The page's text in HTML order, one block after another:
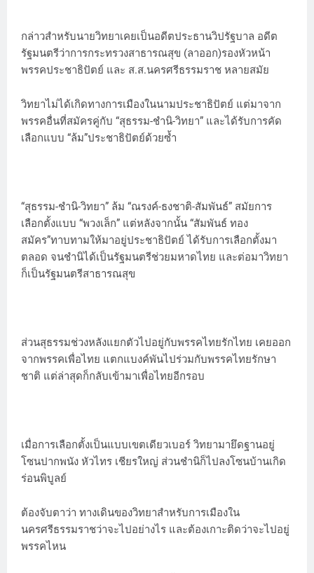
กล่าวสำหรับนายวิทยาเคยเป็นอดีตประธานวิปรัฐบาล อดีต
รัฐมนตรีว่าการกระทรวงสาธารณสุข (ลาออก)รองหัวหน้า
พรรคประชาธิปัตย์ และ ส.ส.นครศรีธรรมราช หลายสมัย
วิทยาไม่ได้เกิดทางการเมืองในนามประชาธิปัตย์ แต่มาจาก
พรรคอื่นที่สมัครคู่กับ “สุธรรม-ชำนิ-วิทยา” และได้รับการคัด
เลือกแบบ “ล้ม”ประชาธิปัตย์ด้วยซ้ำ
“สุธรรม-ชำนิ-วิทยา” ล้ม “ณรงค์-ธงชาติ-สัมพันธ์” สมัยการ
เลือกตั้งแบบ “พวงเล็ก” แต่หลังจากนั้น “สัมพันธ์ ทอง
สมัคร”ทาบทามให้มาอยู่ประชาธิปัตย์ ได้รับการเลือกตั้งมา
ตลอด จนชำนิได้เป็นรัฐมนตรีช่วยมหาดไทย และต่อมาวิทยา
ก็เป็นรัฐมนตรีสาธารณสุข
ส่วนสุธรรมช่วงหลังแยกตัวไปอยู่กับพรรคไทยรักไทย เคยออก
จากพรรคเพื่อไทย แตกแบงค์พันไปร่วมกับพรรคไทยรักษา
ชาติ แต่ล่าสุดก็กลับเข้ามาเพื่อไทยอีกรอบ
เมื่อการเลือกตั้งเป็นแบบเขตเดียวเบอร์ วิทยามายึดฐานอยู่
โซนปากพนัง หัวไทร เชียรใหญ่ ส่วนชำนิก็ไปลงโซนบ้านเกิด
ร่อนพิบูลย์
ต้องจับตาว่า ทางเดินของวิทยาสำหรับการเมืองใน
นครศรีธรรมราชว่าจะไปอย่างไร และต้องเกาะติดว่าจะไปอยู่
พรรคไหน